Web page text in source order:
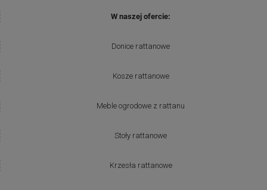
W naszej ofercie:
Donice rattanowe
Kosze rattanowe
Meble ogrodowe z rattanu
Stoły rattanowe
Krzesła rattanowe